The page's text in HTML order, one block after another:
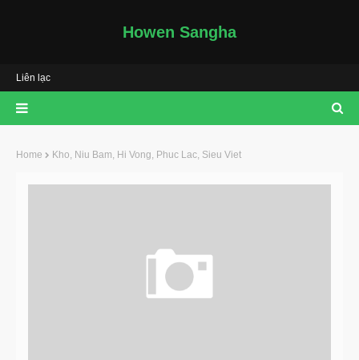
Howen Sangha
Liên lạc
Home Kho, Niu Bam, Hi Vong, Phuc Lac, Sieu Viet